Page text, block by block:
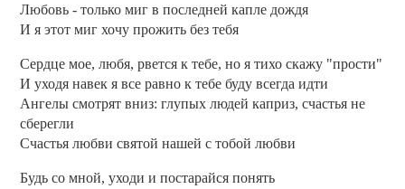
Любовь - только миг в последней капле дождя
И я этот миг хочу прожить без тебя
Сердце мое, любя, рвется к тебе, но я тихо скажу "прости"
И уходя навек я все равно к тебе буду всегда идти
Ангелы смотрят вниз: глупых людей каприз, счастья не
сберегли
Счастья любви святой нашей с тобой любви
Будь со мной, уходи и постарайся понять